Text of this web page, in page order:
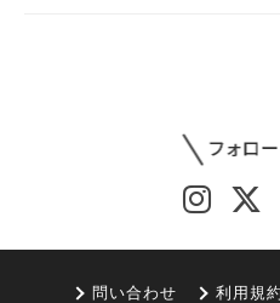
問い合わせ 利用規約